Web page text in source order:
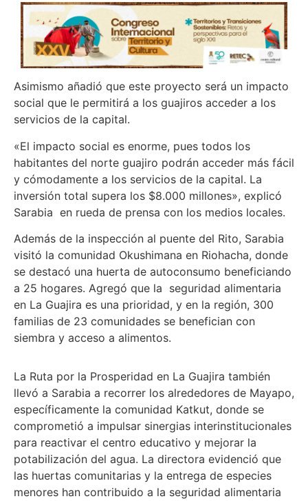
Asimismo añadió que este proyecto será un impacto
social que le permitirá a los guajiros acceder a los
servicios de la capital.
«El impacto social es enorme, pues todos los
habitantes del norte guajiro podrán acceder más fácil
y cómodamente a los servicios de la capital. La
inversión total supera los $8.000 millones», explicó
Sarabia en rueda de prensa con los medios locales.
Además de la inspección al puente del Rito, Sarabia
visitó la comunidad Okushimana en Riohacha, donde
se destacó una huerta de autoconsumo beneficiando
a 25 hogares. Agregó que la seguridad alimentaria
en La Guajira es una prioridad, y en la región, 300
familias de 23 comunidades se benefician con
siembra y acceso a alimentos.
La Ruta por la Prosperidad en La Guajira también
llevó a Sarabia a recorrer los alrededores de Mayapo,
específicamente la comunidad Katkut, donde se
comprometió a impulsar sinergias interinstitucionales
para reactivar el centro educativo y mejorar la
potabilización del agua. La directora evidenció que
las huertas comunitarias y la entrega de especies
menores han contribuido a la seguridad alimentaria